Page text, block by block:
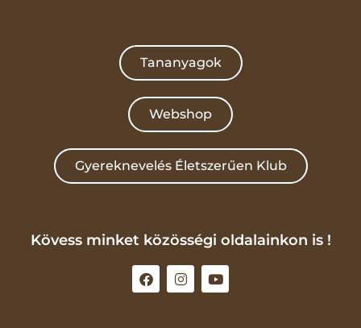
Tananyagok
Webshop
Gyereknevelés Életszerűen Klub
Kövess minket közösségi oldalainkon is !